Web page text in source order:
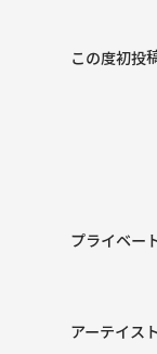
この度初投
プライベー
アーテイス